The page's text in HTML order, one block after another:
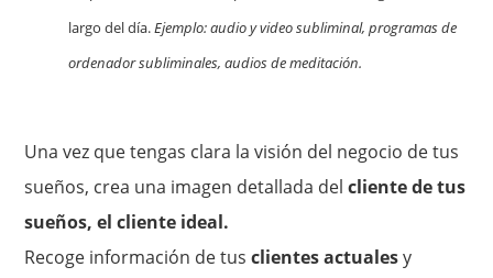
largo del día.Ejemplo: audio y video subliminal, programas de
ordenador subliminales, audios de meditación.
Una vez que tengas clara la visión del negocio de tus
sueños, crea una imagen detallada delcliente de tus
sueños, el cliente ideal.
Recoge información de tusclientes actualesy